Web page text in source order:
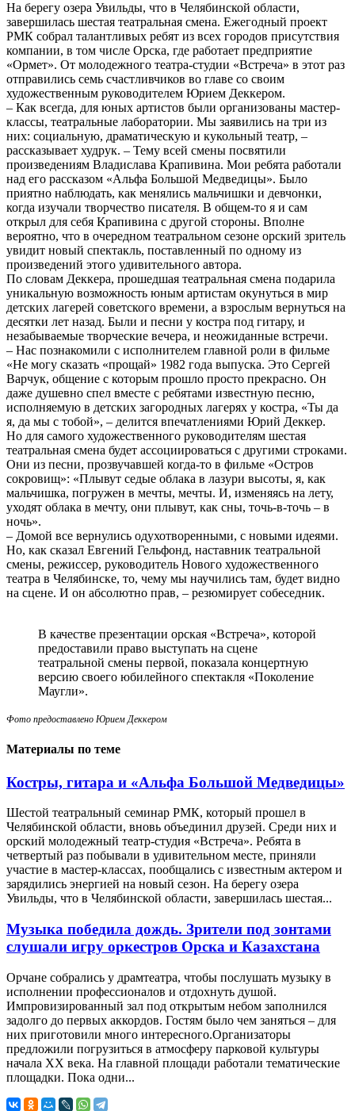
На берегу озера Увильды, что в Челябинской области,
завершилась шестая театральная смена. Ежегодный проект
РМК собрал талантливых ребят из всех городов присутствия
компании, в том числе Орска, где работает предприятие
«Ормет». От молодежного театра-студии «Встреча» в этот раз
отправились семь счастливчиков во главе со своим
художественным руководителем Юрием Деккером.
– Как всегда, для юных артистов были организованы мастер-
классы, театральные лаборатории. Мы заявились на три из
них: социальную, драматическую и кукольный театр, –
рассказывает худрук. – Тему всей смены посвятили
произведениям Владислава Крапивина. Мои ребята работали
над его рассказом «Альфа Большой Медведицы». Было
приятно наблюдать, как менялись мальчишки и девчонки,
когда изучали творчество писателя. В общем-то я и сам
открыл для себя Крапивина с другой стороны. Вполне
вероятно, что в очередном театральном сезоне орский зритель
увидит новый спектакль, поставленный по одному из
произведений этого удивительного автора.
По словам Деккера, прошедшая театральная смена подарила
уникальную возможность юным артистам окунуться в мир
детских лагерей советского времени, а взрослым вернуться на
десятки лет назад. Были и песни у костра под гитару, и
незабываемые творческие вечера, и неожиданные встречи.
– Нас познакомили с исполнителем главной роли в фильме
«Не могу сказать «прощай» 1982 года выпуска. Это Сергей
Варчук, общение с которым прошло просто прекрасно. Он
даже душевно спел вместе с ребятами известную песню,
исполняемую в детских загородных лагерях у костра, «Ты да
я, да мы с тобой», – делится впечатлениями Юрий Деккер.
Но для самого художественного руководителям шестая
театральная смена будет ассоциироваться с другими строками.
Они из песни, прозвучавшей когда-то в фильме «Остров
сокровищ»: «Плывут седые облака в лазури высоты, я, как
мальчишка, погружен в мечты, мечты. И, изменяясь на лету,
уходят облака в мечту, они плывут, как сны, точь-в-точь – в
ночь».
– Домой все вернулись одухотворенными, с новыми идеями.
Но, как сказал Евгений Гельфонд, наставник театральной
смены, режиссер, руководитель Нового художественного
театра в Челябинске, то, чему мы научились там, будет видно
на сцене. И он абсолютно прав, – резюмирует собеседник.
В качестве презентации орская «Встреча», которой
предоставили право выступать на сцене
театральной смены первой, показала концертную
версию своего юбилейного спектакля «Поколение
Маугли».
Фото предоставлено Юрием Деккером
Материалы по теме
Костры, гитара и «Альфа Большой Медведицы»
Шестой театральный семинар РМК, который прошел в
Челябинской области, вновь объединил друзей. Среди них и
орский молодежный театр-студия «Встреча». Ребята в
четвертый раз побывали в удивительном месте, приняли
участие в мастер-классах, пообщались с известным актером и
зарядились энергией на новый сезон. На берегу озера
Увильды, что в Челябинской области, завершилась шестая...
Музыка победила дождь. Зрители под зонтами
слушали игру оркестров Орска и Казахстана
Орчане собрались у драмтеатра, чтобы послушать музыку в
исполнении профессионалов и отдохнуть душой.
Импровизированный зал под открытым небом заполнился
задолго до первых аккордов. Гостям было чем заняться – для
них приготовили много интересного.Организаторы
предложили погрузиться в атмосферу парковой культуры
начала XX века. На главной площади работали тематические
площадки. Пока одни...